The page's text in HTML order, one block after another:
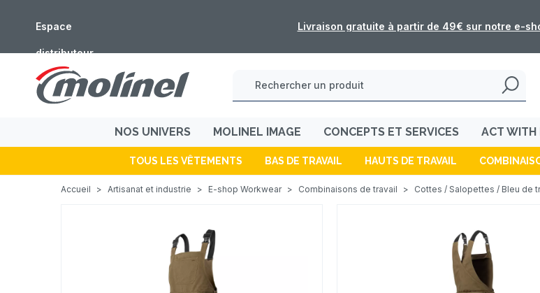
Espace
distributeur
Fermeture estivale : les commandes de l'e-shop ne seront pas traitées
NOS UNIVERS MOLINEL IMAGE CONCEPTS ET SERVICES ACT WITH
TOUS LES VÊTEMENTS BAS DE TRAVAIL HAUTS DE TRAVAIL
Accueil > Artisanat et industrie > E-shop Workwear > Combinaisons de travail > Cottes / Salopettes / Bleu de